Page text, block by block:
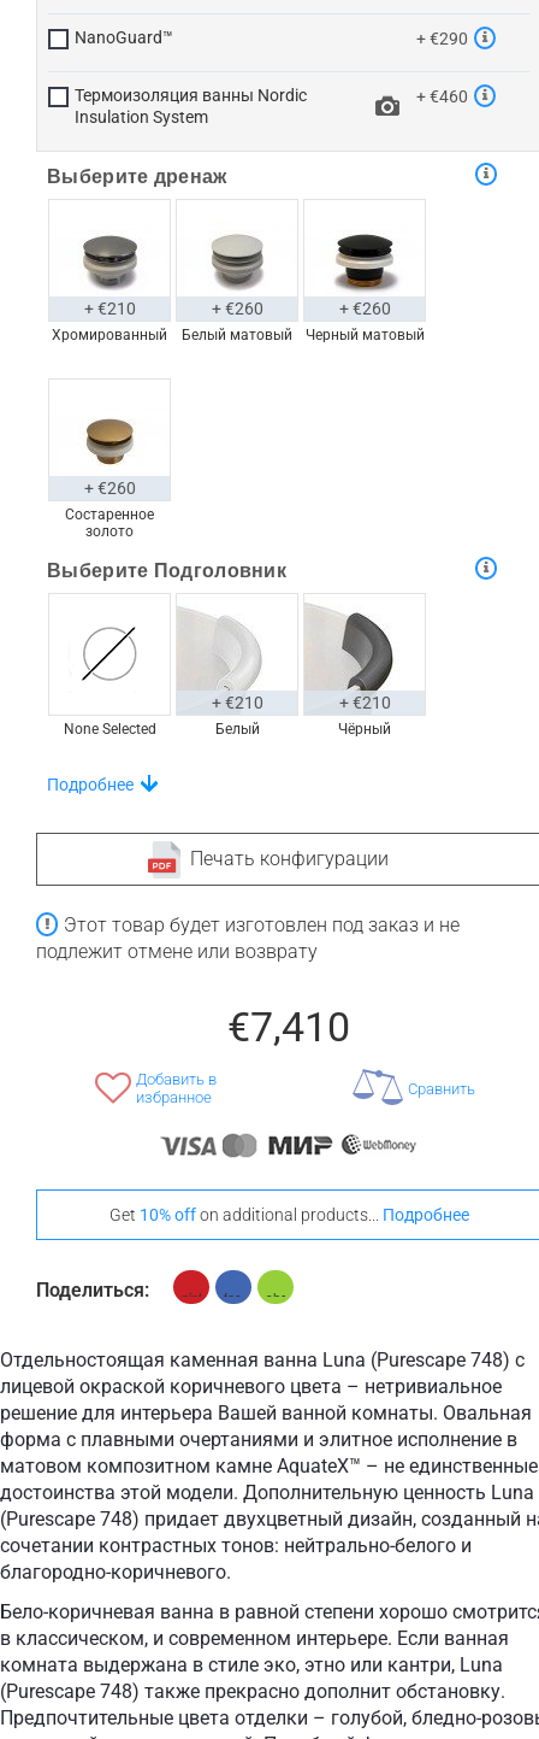
NanoGuard™ + €290
Термоизоляция ванны Nordic
Insulation System
+ €460
Выберите дренаж
Хромированный
+ €210
Белый матовый
+ €260
Черный матовый
+ €260
Состаренное
золото
+ €260
Выберите Подголовник
None Selected Белый
+ €210
Чёрный
+ €210
Выбирайте Из Уникального Набора Полок На
None Selected
+ €630 + €840
Выделитесь Своим Стилем С Этими
Напольными Ковриками
Подробнее
Печать конфигурации
Этот товар будет изготовлен под заказ и не
подлежит отмене или возврату
€7,410
Добавить в
избранное
Сравнить
Get 10% offon additional products... Подробнее
Поделиться:
Отдельностоящая каменная ванна Luna (Purescape 748) с
лицевой окраской коричневого цвета – нетривиальное
решение для интерьера Вашей ванной комнаты. Овальная
форма с плавными очертаниями и элитное исполнение в
матовом композитном камне AquateX™ – не единственные
достоинства этой модели. Дополнительную ценность Luna
(Purescape 748) придает двухцветный дизайн, созданный
сочетании контрастных тонов: нейтрально-белого и
благородно-коричневого.
Бело-коричневая ванна в равной степени хорошо
в классическом, и современном интерьере. Если ванная
комната выдержана в стиле эко, этно или кантри, Luna
(Purescape 748) также прекрасно дополнит обстановку.
Предпочтительные цвета отделки – голубой, бледно-